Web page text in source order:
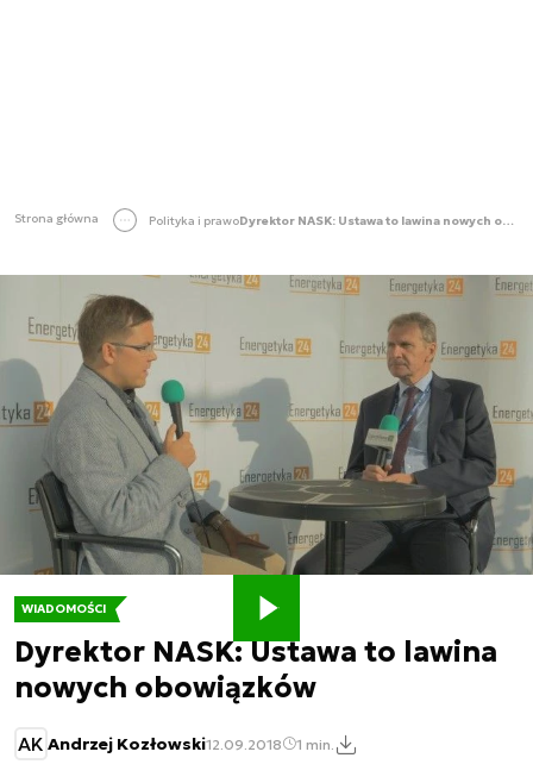
Strona główna Polityka i prawo Dyrektor NASK: Ustawa to lawina nowych obowiązków
WIADOMOŚCI
Dyrektor NASK: Ustawa to lawina
nowych obowiązków
AK Andrzej Kozłowski12.09.2018 1 min.